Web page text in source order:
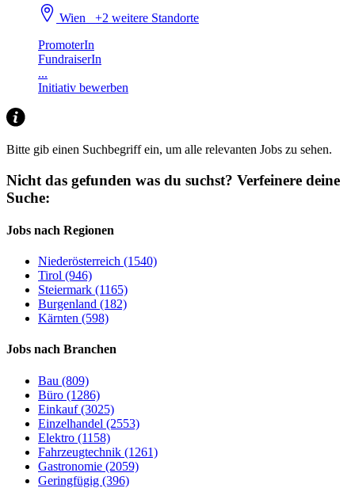
Wien+2 weitere Standorte
PromoterIn
FundraiserIn
...
Initiativ bewerben
Bitte gib einen Suchbegriff ein, um alle relevanten Jobs zu sehen.
Nicht das gefunden was du suchst? Verfeinere deine
Suche:
Jobs nach Regionen
Niederösterreich (1540)
Tirol (946)
Steiermark (1165)
Burgenland (182)
Kärnten (598)
Jobs nach Branchen
Bau (809)
Büro (1286)
Einkauf (3025)
Einzelhandel (2553)
Elektro (1158)
Fahrzeugtechnik (1261)
Gastronomie (2059)
Geringfügig (396)